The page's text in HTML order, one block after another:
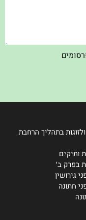
בתהליך הרחבת
ותיקים
בפרק ב׳
גירושין
חתונה